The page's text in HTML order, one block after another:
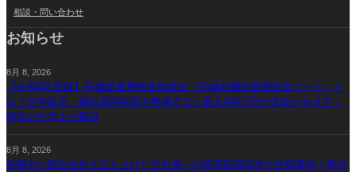
相談・問い合わせ
お知らせ
8月 8, 2026
【令和8年度版】65歳超雇用推進助成金（65歳超継続雇用促進コース）と
は？定年延長・継続雇用制度を整備すると最大240万円が支給されます｜
西宮の社労士が解説
8月 8, 2026
在職中に競合会社を立ち上げた元社員への損害賠償請求が全額棄却！東京